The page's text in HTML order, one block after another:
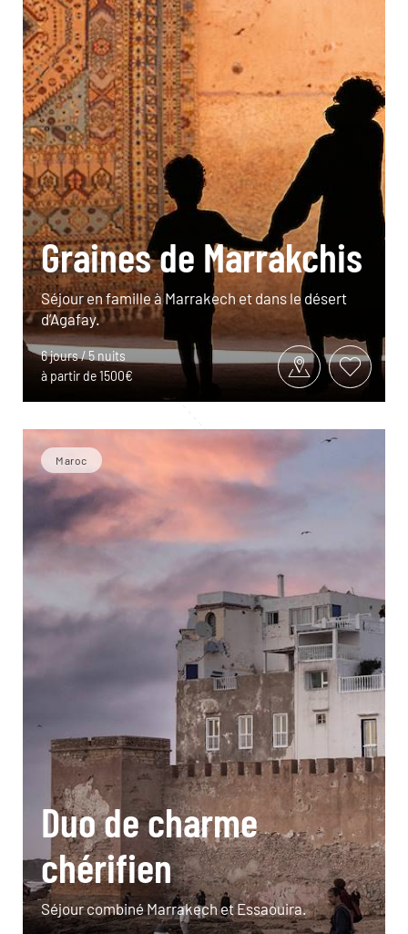
Graines de Marrakchis
Séjour en famille à Marrakech et dans le désert
d’Agafay.
6 jours / 5 nuits
à partir de 1500€
Maroc
Duo de charme
chérifien
Séjour combiné Marrakech et Essaouira.